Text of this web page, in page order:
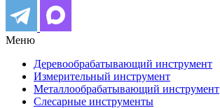
Меню
Деревообрабатывающий инструмент
Измерительный инструмент
Металлообрабатывающий инструмент
Слесарные инструменты